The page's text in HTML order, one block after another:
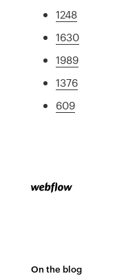
1248
1630
1989
1376
609
On the blog